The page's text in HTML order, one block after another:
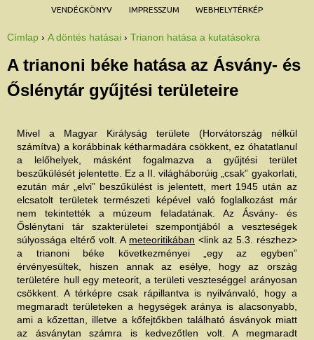
VENDÉGKÖNYV IMPRESSZUM WEBHELYTÉRKÉP
J
e
l
e
Címlap › A döntés hatásai › Trianon hatása a kutatásokra
A trianoni béke hatása az Ásvány- és
Őslénytár gyűjtési területeire
Mivel a Magyar Királyság területe (Horvátország nélkül
számítva) a korábbinak kétharmadára csökkent, ez óhatatlanul
a lelőhelyek, másként fogalmazva a gyűjtési terület
beszűkülését jelentette. Ez a II. világháborúig „csak” gyakorlati,
ezután már „elvi” beszűkülést is jelentett, mert 1945 után az
elcsatolt területek természeti képével való foglalkozást már
nem tekintették a múzeum feladatának. Az Ásvány- és
Őslénytani tár szakterületei szempontjából a veszteségek
súlyossága eltérő volt. A meteoritikában <link az 5.3. részhez>
a trianoni béke következményei „egy az egyben”
érvényesültek, hiszen annak az esélye, hogy az ország
területére hull egy meteorit, a területi veszteséggel arányosan
csökkent. A térképre csak rápillantva is nyilvánvaló, hogy a
megmaradt területeken a hegységek aránya is alacsonyabb,
ami a kőzettan, illetve a kőfejtőkben található ásványok miatt
az ásványtan számra is kedvezőtlen volt. A megmaradt